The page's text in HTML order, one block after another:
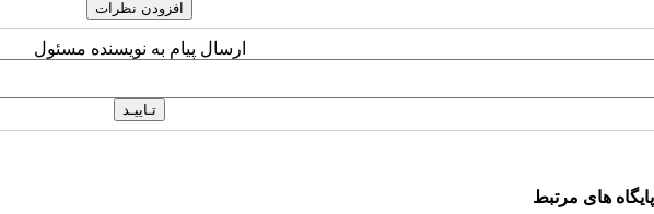
ارسال پیام به نویسنده مسئول
پایگاه های مرتبط